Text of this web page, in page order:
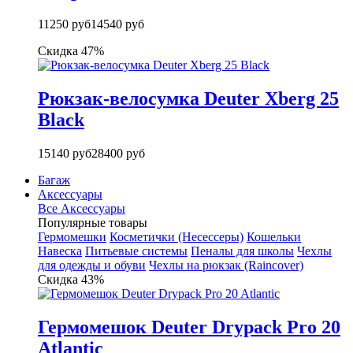
11250 руб14540 руб
Скидка 47%
Рюкзак-велосумка Deuter Xberg 25
Black
15140 руб28400 руб
Багаж
Аксессуары
Все Аксессуары
Популярные товары
Гермомешки Косметички (Несессеры) Кошельки
Навеска Питьевые системы Пеналы для школы Чехлы
для одежды и обуви Чехлы на рюкзак (Raincover)
Скидка 43%
Гермомешок Deuter Drypack Pro 20
Atlantic